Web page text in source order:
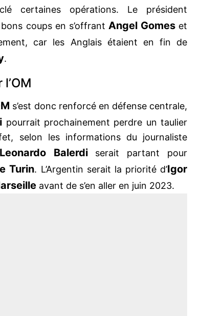
certaines opérations. Le président
coups en s’offrant Angel Gomeset
car les Anglais étaient en fin de
.
s’est donc renforcé en défense centrale,
pourrait prochainement perdre un taulier
selon les informations du journaliste
Leonardo Balerdiserait partant pour
Turin. L’Argentin serait la priorité d’Igor
avant de s’en aller en juin 2023.